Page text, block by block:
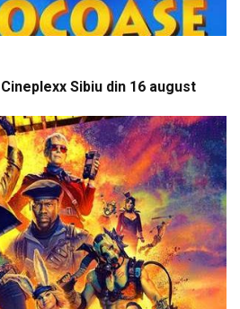
Sibiu din 16 august